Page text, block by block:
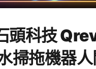
頭科技
掃拖機器